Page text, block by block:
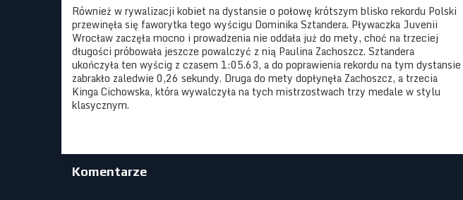
Również w rywalizacji kobiet na dystansie o połowę krótszym blisko rekordu Polski
przewinęła się faworytka tego wyścigu Dominika Sztandera. Pływaczka Juvenii
Wrocław zaczęła mocno i prowadzenia nie oddała już do mety, choć na trzeciej
długości próbowała jeszcze powalczyć z nią Paulina Zachoszcz. Sztandera
ukończyła ten wyścig z czasem 1:05.63, a do poprawienia rekordu na tym dystansie
zabrakło zaledwie 0,26 sekundy. Druga do mety dopłynęła Zachoszcz, a trzecia
Kinga Cichowska, która wywalczyła na tych mistrzostwach trzy medale w stylu
klasycznym.
Komentarze